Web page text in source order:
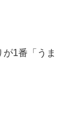
1番「うま